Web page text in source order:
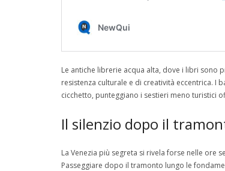
Le antiche librerie acqua alta, dove i libri sono
resistenza culturale e di creatività eccentrica. I
cicchetto, punteggiano i sestieri meno turistici
Il silenzio dopo il
La Venezia più segreta si rivela forse nelle ore
Passeggiare dopo il tramonto lungo le